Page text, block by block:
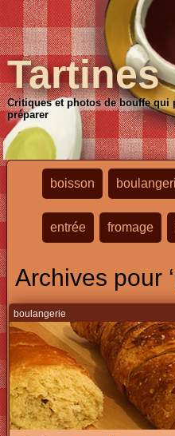
Tartines
Critiques et photos de bouffe qui
préparer
boisson
entrée fromage
Archives pour
boulangerie